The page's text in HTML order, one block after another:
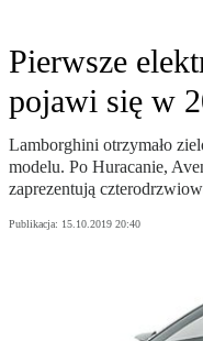
Pierwsze
pojawi się w
Lamborghini otrzymało
modelu. Po Huracanie,
zaprezentują
Publikacja: 15.10.2019 20:40